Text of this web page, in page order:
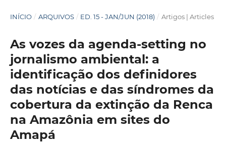
INÍCIO / ARQUIVOS / ED. 15 - JAN/JUN (2018) / Artigos | Articles
As vozes da agenda-setting no
jornalismo ambiental: a
identificação dos definidores
das notícias e das síndromes da
cobertura da extinção da Renca
na Amazônia em sites do
Amapá